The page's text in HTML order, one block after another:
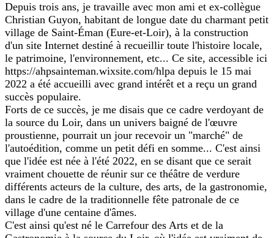
Depuis trois ans, je travaille avec mon ami et ex-collègue
Christian Guyon, habitant de longue date du charmant petit
village de Saint-Éman (Eure-et-Loir), à la construction
d'un site Internet destiné à recueillir toute l'histoire locale,
le patrimoine, l'environnement, etc... Ce site, accessible ici
https://ahpsainteman.wixsite.com/hlpa depuis le 15 mai
2022 a été accueilli avec grand intérêt et a reçu un grand
succès populaire.
Forts de ce succès, je me disais que ce cadre verdoyant de
la source du Loir, dans un univers baigné de l'œuvre
proustienne, pourrait un jour recevoir un "marché" de
l'autoédition, comme un petit défi en somme... C'est ainsi
que l'idée est née à l'été 2022, en se disant que ce serait
vraiment chouette de réunir sur ce théâtre de verdure
différents acteurs de la culture, des arts, de la gastronomie,
dans le cadre de la traditionnelle fête patronale de ce
village d'une centaine d'âmes.
C'est ainsi qu'est né le Carrefour des Arts et de la